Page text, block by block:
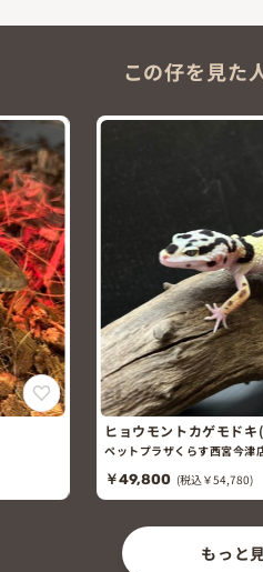
この仔を見た
ヒョウモントカゲモド
ペットプラザくらす西宮今津
￥49,800 (税込￥54,780)
もっと